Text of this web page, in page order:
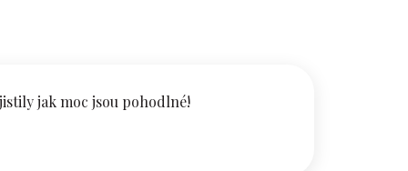
jak moc jsou pohodlné!